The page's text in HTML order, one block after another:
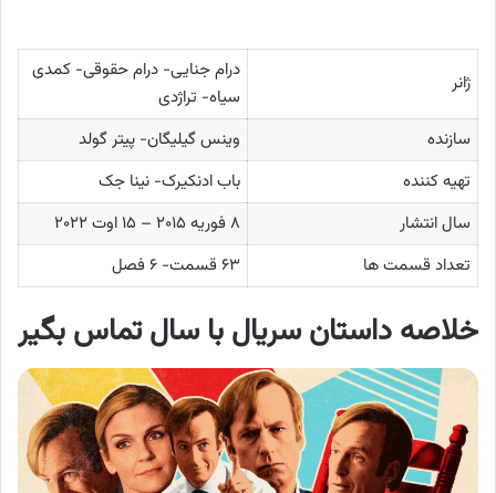
ژانر
درام جنایی- درام حقوقی- کمدی
سیاه- تراژدی
سازنده
وینس گیلیگان- پیتر گولد
تهیه کننده
باب ادنکیرک- نینا جک
سال انتشار
۸ فوریه ۲۰۱۵ – ۱۵ اوت ۲۰۲۲
تعداد قسمت ها
۶۳ قسمت- ۶ فصل
خلاصه داستان سریال با سال تماس بگیر